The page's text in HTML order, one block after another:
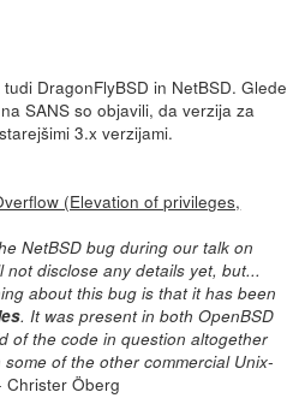
DragonFlyBSD in NetBSD. Glede
SANS so objavili, da verzija za
3.x verzijami.
(Elevation of privileges,
NetBSD bug during our talk on
disclose any details yet, but...
about this bug is that it has been
. It was present in both OpenBSD
of the code in question altogether
of the other commercial Unix-
Öberg